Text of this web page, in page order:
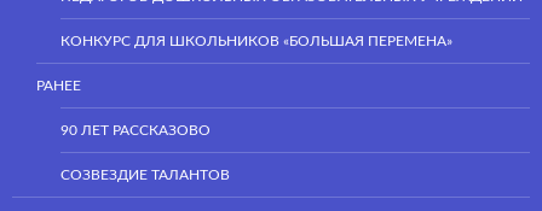
КОНКУРС ДЛЯ ШКОЛЬНИКОВ «БОЛЬШАЯ ПЕРЕМЕНА»
РАНЕЕ
90 ЛЕТ РАССКАЗОВО
СОЗВЕЗДИЕ ТАЛАНТОВ